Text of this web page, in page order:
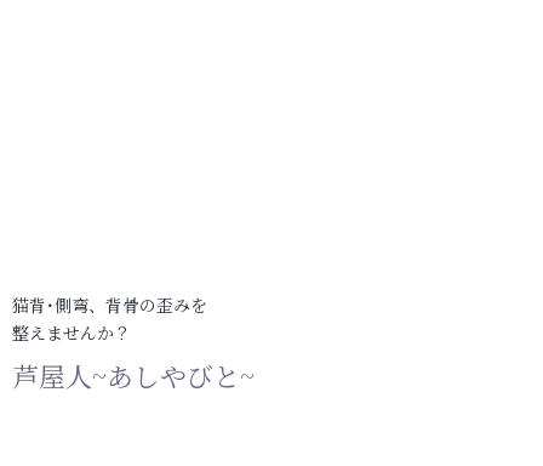
猫背･側弯、背骨の歪みを
整えませんか？
芦屋人~あしやびと~